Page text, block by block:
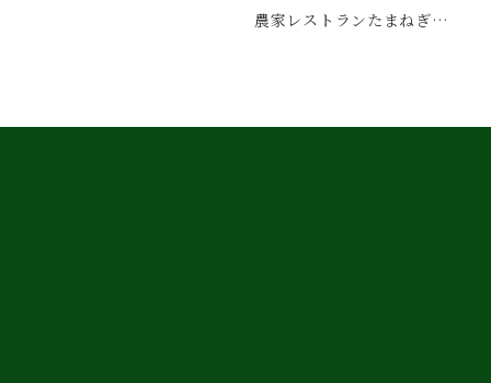
農家レストランたまねぎのウェブサイトをリニューアルしました